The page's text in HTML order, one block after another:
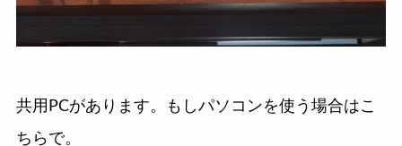
共用PCがあります。もしパソコンを使う場合はこ
ちらで。